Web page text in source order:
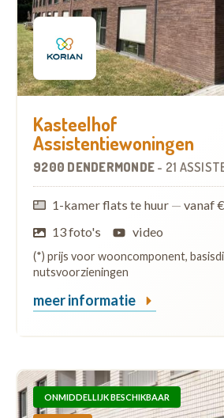
Kasteelhof
Assistentiewoningen
9200 DENDERMONDE - 21
1-kamer flats te huur — vanaf
13 foto's video
(*) prijs voor wooncomponent,
nutsvoorzieningen
meer informatie
ONMIDDELLIJK BESCHIKBAAR